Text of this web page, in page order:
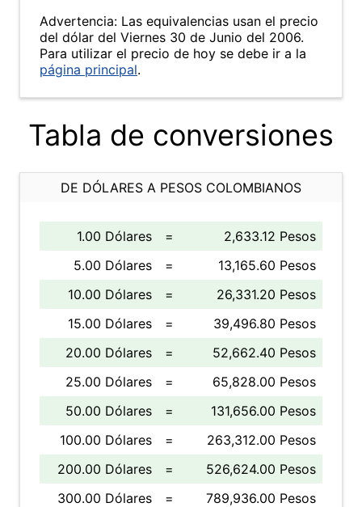
Advertencia: Las equivalencias usan el precio
del dólar del Viernes 30 de Junio del 2006.
Para utilizar el precio de hoy se debe ir a la
página principal.
Tabla de conversiones
DE DÓLARES A PESOS COLOMBIANOS
1.00 Dólares =
2,633.12 Pesos
5.00 Dólares
=
13,165.60 Pesos
10.00 Dólares
=
26,331.20 Pesos
15.00 Dólares
=
39,496.80 Pesos
20.00 Dólares
=
52,662.40 Pesos
25.00 Dólares
=
65,828.00 Pesos
50.00 Dólares
=
131,656.00 Pesos
100.00 Dólares
=
263,312.00 Pesos
200.00 Dólares
=
526,624.00 Pesos
300.00 Dólares
=
789,936.00 Pesos